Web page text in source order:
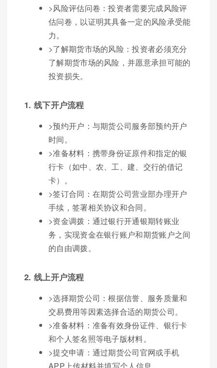
>风险评估问卷：投资者需要完成风险评
估问卷，以证明其具备一定的风险承受能
力。
>了解期货市场的风险：投资者必须充分
了解期货市场的风险，并愿意承担可能的
投资损失。
1. 线下开户流程
>预约开户：与期货公司服务部预约开户
时间。
>准备材料：携带身份证原件和指定的银
行卡（如中、农、工、建、交行的借记
卡）。
>签订合同：在期货公司营业部办理开户
手续，签署相关协议和合同。
>资金调拨：通过银行开通银期转账业
务，实现资金在银行账户和期货账户之间
的自由调拨。
2. 线上开户流程
>选择期货公司：根据信誉、服务质量和
交易费用等因素选择合适的期货公司。
>准备材料：准备有效身份证件、银行卡
和个人签名照等电子版材料。
>提交申请：通过期货公司官网或手机
APP上传材料并填写个人信息。